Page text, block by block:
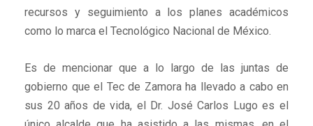
recursos y seguimiento a los planes académicos
como lo marca el Tecnológico Nacional de México.
Es de mencionar que a lo largo de las juntas de
gobierno que el Tec de Zamora ha llevado a cabo en
sus 20 años de vida, el Dr. José Carlos Lugo es el